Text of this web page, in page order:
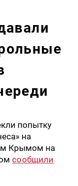
попытку
на
Крымом на
сообщили